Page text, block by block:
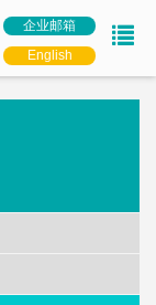
企业邮箱
English